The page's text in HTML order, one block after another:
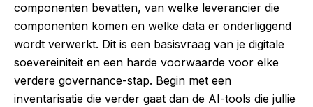
componenten bevatten, van welke leverancier die
componenten komen en welke data er onderliggend
wordt verwerkt. Dit is een basisvraag van je digitale
soevereiniteit en een harde voorwaarde voor elke
verdere governance-stap. Begin met een
inventarisatie die verder gaat dan de AI-tools die jullie